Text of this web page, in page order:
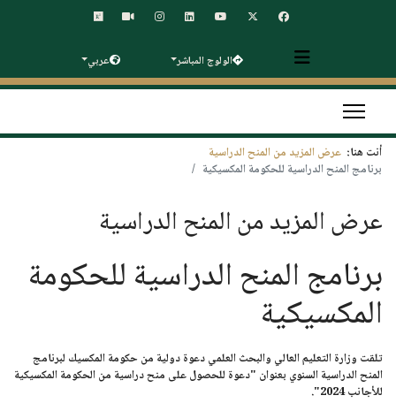
الولوج المباشر عربي
أنت هنا: عرض المزيد من المنح الدراسية
برنامج المنح الدراسية للحكومة المكسيكية
عرض المزيد من المنح الدراسية
برنامج المنح الدراسية للحكومة
المكسيكية
تلقت وزارة التعليم العالي والبحث العلمي دعوة دولية من حكومة المكسيك لبرنامج
المنح الدراسية السنوي بعنوان "دعوة للحصول على منح دراسية من الحكومة المكسيكية
للأجانب 2024
".